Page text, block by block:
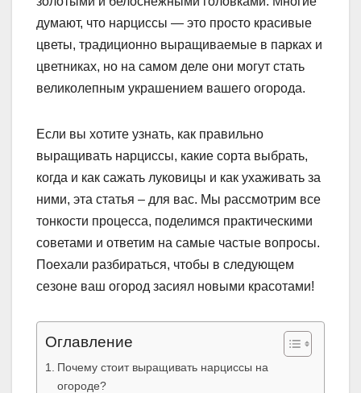
думают, что нарциссы — это просто красивые
цветы, традиционно выращиваемые в парках и
цветниках, но на самом деле они могут стать
великолепным украшением вашего огорода.
Если вы хотите узнать, как правильно
выращивать нарциссы, какие сорта выбрать,
когда и как сажать луковицы и как ухаживать за
ними, эта статья – для вас. Мы рассмотрим все
тонкости процесса, поделимся практическими
советами и ответим на самые частые вопросы.
Поехали разбираться, чтобы в следующем
сезоне ваш огород засиял новыми красотами!
Оглавление
Почему стоит выращивать нарциссы на
огороде?